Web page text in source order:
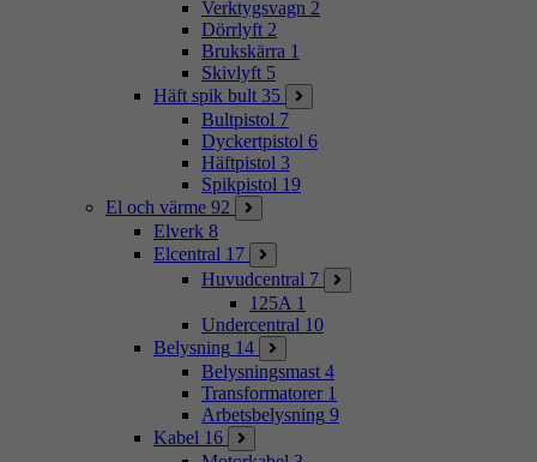
Verktygsvagn 2
Dörrlyft 2
Brukskärra 1
Skivlyft 5
Häft spik bult 35
Bultpistol 7
Dyckertpistol 6
Häftpistol 3
Spikpistol 19
El och värme 92
Elverk 8
Elcentral 17
Huvudcentral 7
125A 1
Undercentral 10
Belysning 14
Belysningsmast 4
Transformatorer 1
Arbetsbelysning 9
Kabel 16